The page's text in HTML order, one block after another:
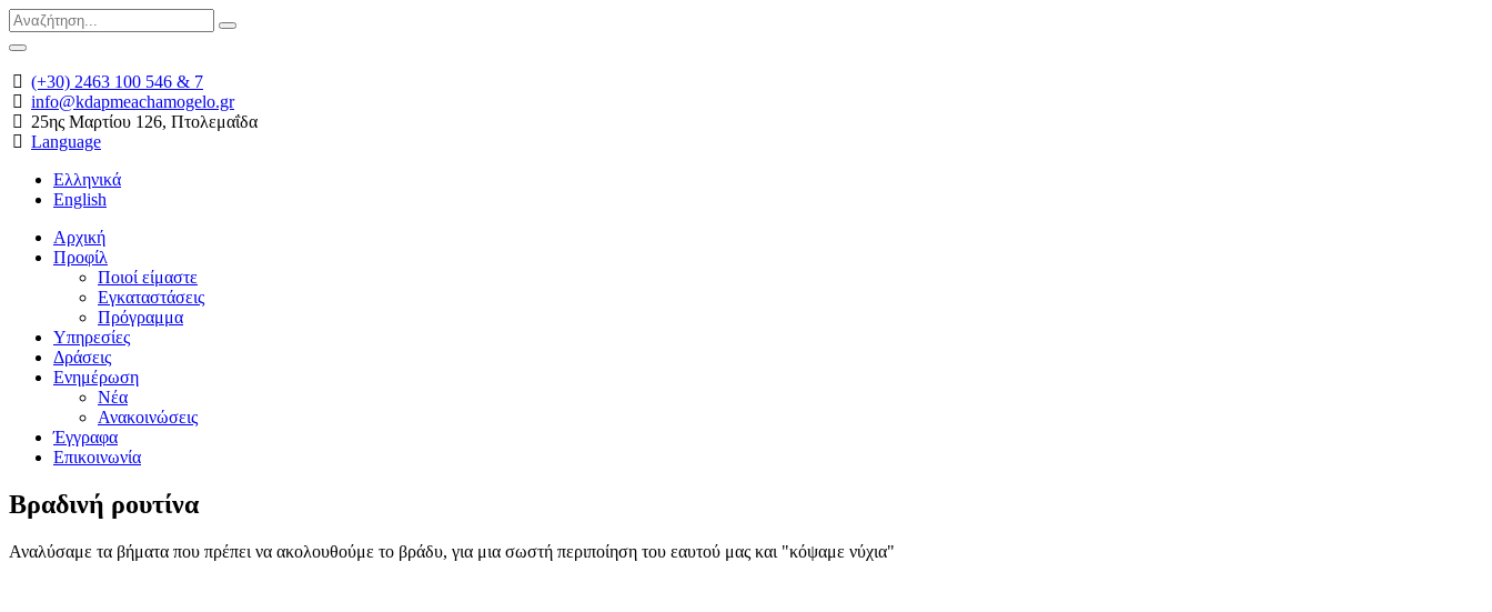
(+30) 2463 100 546 & 7
info@kdapmeachamogelo.gr
25ης Μαρτίου 126, Πτολεμαΐδα
Language
Ελληνικά
English
Αρχική
Προφίλ
Ποιοί είμαστε
Εγκαταστάσεις
Πρόγραμμα
Υπηρεσίες
Δράσεις
Ενημέρωση
Νέα
Ανακοινώσεις
Έγγραφα
Επικοινωνία
Βραδινή ρουτίνα
Αναλύσαμε τα βήματα που πρέπει να ακολουθούμε το βράδυ, για μια σωστή περιποίηση του εαυτού μας και "κόψαμε νύχια"